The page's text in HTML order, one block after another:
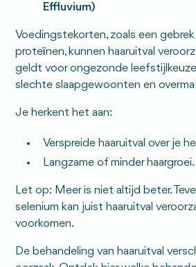
Effluvium)
Voedingstekorten, zoals een gebrek
proteïnen, kunnen haaruitval
geldt voor ongezonde
slechte slaapgewoonten en
Je herkent het aan:
Verspreide haaruitval over je
Langzame of minder haargroei.
Let op: Meer is niet altijd beter.
selenium kan juist haaruitval
voorkomen.
De behandeling van haaruitval